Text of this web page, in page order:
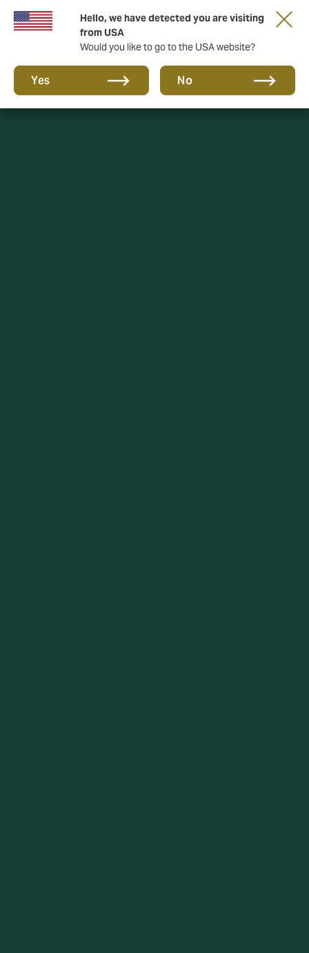
Hello, we have detected you are visiting
from USA
Would you like to go to the USA website?
Yes No